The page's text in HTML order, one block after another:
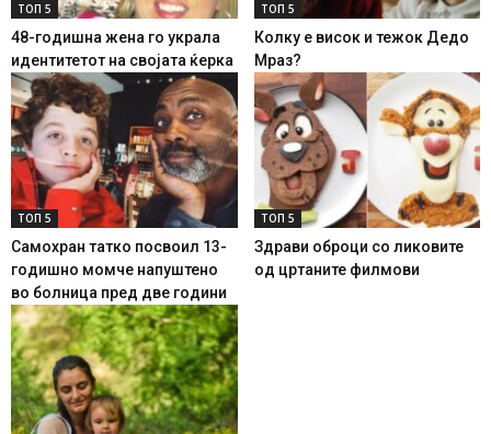
ТОП 5
48-годишна жена го украла
идентитетот на својата ќерка
ТОП 5
Колку е висок и тежок Дедо
Мраз?
ТОП 5
Самохран татко посвоил 13-
годишно момче напуштено
во болница пред две години
ТОП 5
Здрави оброци со ликовите
од цртаните филмови